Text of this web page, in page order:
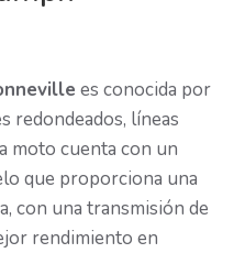
es conocida por
redondeados, líneas
moto cuenta con un
que proporciona una
con una transmisión de
rendimiento en